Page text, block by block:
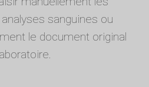
sanguines ou
le document original